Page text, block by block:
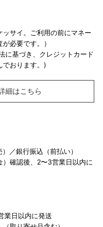
ッサイ。ご利用の前にマネー
必要です。）
に基づき、クレジットカード
でおります。)
細はこちら
／銀行振込（前払い）
）確認後、2〜3営業日以内に
業日以内に発送